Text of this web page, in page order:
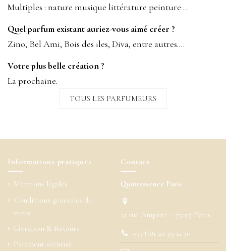
Multiples : nature musique littérature peinture …
Quel parfum existant auriez-vous aimé créer ?
Zino, Bel Ami, Bois des iles, Diva, entre autres….
Votre plus belle création ?
La prochaine.
TOUS LES PARFUMEURS
Informations pratiques
Mentions légales
Conditions générales de
vente
Livraison & Retours
Paiement sécurisé
Contact
Quintessence Paris
51 rue Ampère – 75017 Paris
+33 (0)1 40 39 12 30